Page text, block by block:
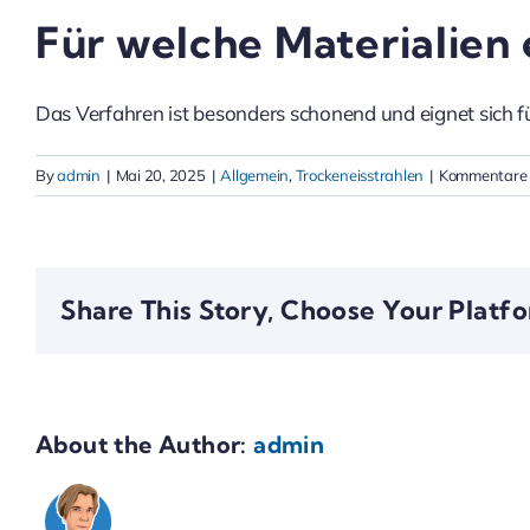
Für welche Materialien
Das Verfahren ist besonders schonend und eignet
Byadmin | Mai 20, 2025 | Allgemein, Trockeneisstrahlen |
Share This Story, Choose Your
About the Author:admin